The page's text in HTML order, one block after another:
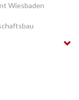
Wiesbaden